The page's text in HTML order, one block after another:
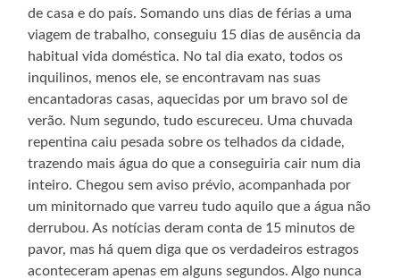
de casa e do país. Somando uns dias de férias a uma
viagem de trabalho, conseguiu 15 dias de ausência da
habitual vida doméstica. No tal dia exato, todos os
inquilinos, menos ele, se encontravam nas suas
encantadoras casas, aquecidas por um bravo sol de
verão. Num segundo, tudo escureceu. Uma chuvada
repentina caiu pesada sobre os telhados da cidade,
trazendo mais água do que a conseguiria cair num dia
inteiro. Chegou sem aviso prévio, acompanhada por
um minitornado que varreu tudo aquilo que a água não
derrubou. As notícias deram conta de 15 minutos de
pavor, mas há quem diga que os verdadeiros estragos
aconteceram apenas em alguns segundos. Algo nunca